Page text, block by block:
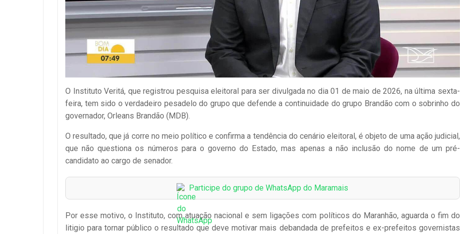
O Instituto Veritá, que registrou pesquisa eleitoral para ser divulgada no dia 01 de maio de 2026, na última sexta-
feira, tem sido o verdadeiro pesadelo do grupo que defende a continuidade do grupo Brandão com o sobrinho do
governador, Orleans Brandão (MDB).
O resultado, que já corre no meio político e confirma a tendência do cenário eleitoral, é objeto de uma ação judicial,
que não questiona os números para o governo do Estado, mas apenas a não inclusão do nome de um pré-
candidato ao cargo de senador.
Participe do grupo de WhatsApp do Maramais
Por esse motivo, o Instituto, com atuação nacional e sem ligações com políticos do Maranhão, aguarda o fim do
litigio para tornar público o resultado que deve motivar mais debandada de prefeitos e ex-prefeitos governistas